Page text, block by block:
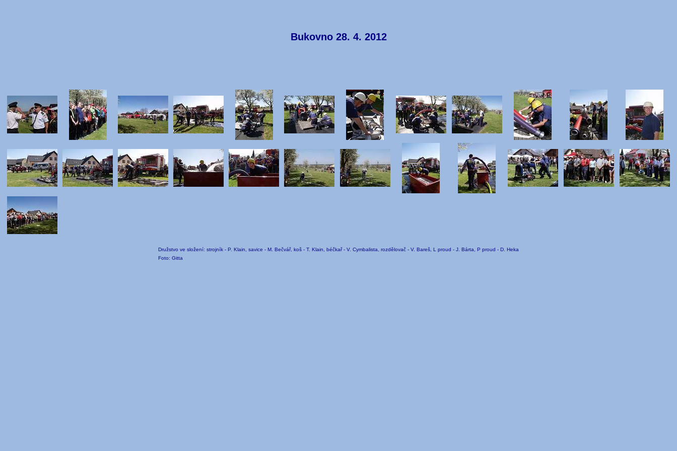
Bukovno 28. 4. 2012
Družstvo ve složení: strojník - P. Klain, savice - M. Bečvář, koš - T. Klain, béčkař - V. Cymbalista, rozdělovač - V. Bareš, L proud - J. Bárta, P proud - D. Heka
Foto: Gitta